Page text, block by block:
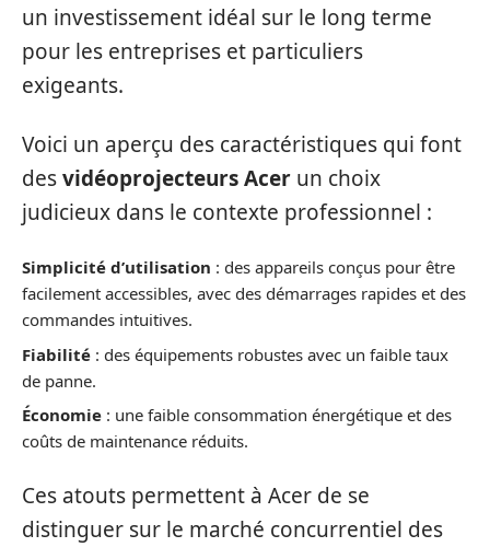
un investissement idéal sur le long terme
pour les entreprises et particuliers
exigeants.
Voici un aperçu des caractéristiques qui font
desvidéoprojecteurs Acer un choix
judicieux dans le contexte professionnel :
Simplicité d’utilisation : des appareils conçus pour être
facilement accessibles, avec des démarrages rapides et des
commandes intuitives.
Fiabilité : des équipements robustes avec un faible taux
de panne.
Économie : une faible consommation énergétique et des
coûts de maintenance réduits.
Ces atouts permettent à Acer de se
distinguer sur le marché concurrentiel des